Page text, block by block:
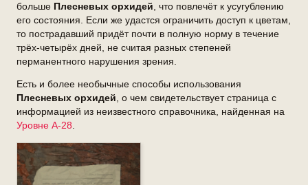
больше Плесневых орхидей , что повлечёт к усугублению
его состояния. Если же удастся ограничить доступ к цветам,
то пострадавший придёт почти в полную норму в течение
трёх-четырёх дней, не считая разных степеней
перманентного нарушения зрения.
Есть и более необычные способы использования
Плесневых орхидей, о чем свидетельствует страница с
информацией из неизвестного справочника, найденная на
Уровне А-28.